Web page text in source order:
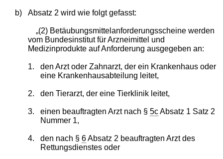
b) Absatz 2 wird wie folgt gefasst:
„(2) Betäubungsmittelanforderungsscheine werden
vom Bundesinstitut für Arzneimittel und
Medizinprodukte auf Anforderung ausgegeben an:
1.
den Arzt oder Zahnarzt, der ein Krankenhaus oder
eine Krankenhausabteilung leitet,
2. den Tierarzt, der eine Tierklinik leitet,
3. einen beauftragten Arzt nach §5cAbsatz 1 Satz 2
Nummer 1,
4. den nach §6Absatz 2 beauftragten Arzt des
Rettungsdienstes oder